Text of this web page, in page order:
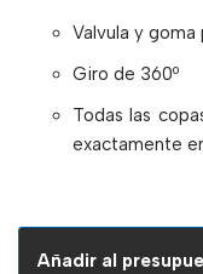
Valvula y
Giro de 360º
Todas las
exactamente
Añadir al